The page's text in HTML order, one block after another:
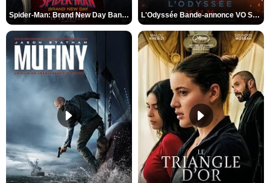
Spider-Man: Brand New Day Bande-annonce VO STFR L'Odyssée Bande-annonce VO STFR